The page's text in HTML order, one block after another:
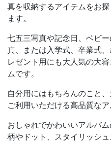
真を収納するアイテムをお
ます。
七五三写真や記念日、ベビ
真、または入学式、卒業式
レゼント用にも大人気の大
ムです。
自分用にはもちろんのこと
ご利用いただける高品質なア
おしゃれでかわいいアルバ
柄やドット、スタイリッシ